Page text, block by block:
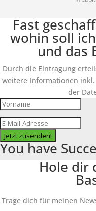
Fast
wohin soll
und das
Durch die Eintragung
weitere Informationen inkl.
der
Jetzt zusenden!
You have
Hole dir
Trage dich für meinen